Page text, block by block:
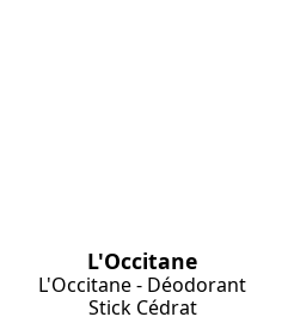
L'Occitane
L'Occitane - Déodorant
Stick Cédrat